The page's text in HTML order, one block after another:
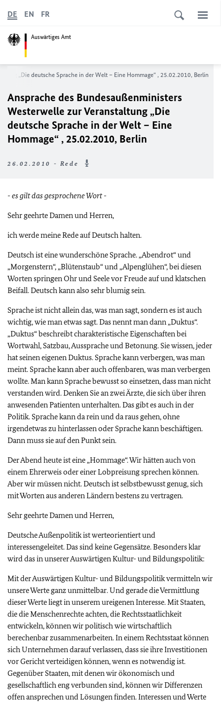
Auswärtiges Amt
DE EN FR
„Die deutsche Sprache in der Welt – Eine Hommage“ , 25.02.2010, Berlin
Ansprache des Bundesaußenministers
Westerwelle zur Veranstaltung „Die
deutsche Sprache in der Welt – Eine
Hommage“ , 25.02.2010, Berlin
26.02.2010 - Rede
- es gilt das gesprochene Wort -
Sehr geehrte Damen und Herren,
ich werde meine Rede auf Deutsch halten.
Deutsch ist eine wunderschöne Sprache. „Abendrot“ und
„Morgenstern“, „Blütenstaub“ und „Alpenglühen“, bei diesen
Worten springen Ohr und Seele vor Freude auf und klatschen
Beifall. Deutsch kann also sehr blumig sein.
Sprache ist nicht allein das, was man sagt, sondern es ist auch
wichtig, wie man etwas sagt. Das nennt man dann „Duktus“.
„Duktus“ beschreibt charakteristische Eigenschaften bei
Wortwahl, Satzbau, Aussprache und Betonung. Sie wissen, jeder
hat seinen eigenen Duktus. Sprache kann verbergen, was man
meint. Sprache kann aber auch offenbaren, was man verbergen
wollte. Man kann Sprache bewusst so einsetzen, dass man nicht
verstanden wird. Denken Sie an zwei Ärzte, die sich über ihren
anwesenden Patienten unterhalten. Das gibt es auch in der
Politik. Sprache kann da rein und da raus gehen, ohne
irgendetwas zu hinterlassen oder Sprache kann beschäftigen.
Dann muss sie auf den Punkt sein.
Der Abend heute ist eine „Hommage“. Wir hätten auch von
einem Ehrerweis oder einer Lobpreisung sprechen können.
Aber wir müssen nicht. Deutsch ist selbstbewusst genug, sich
mit Worten aus anderen Ländern bestens zu vertragen.
Sehr geehrte Damen und Herren,
Deutsche Außenpolitik ist werteorientiert und
interessengeleitet. Das sind keine Gegensätze. Besonders klar
wird das in unserer Auswärtigen Kultur- und Bildungspolitik:
Mit der Auswärtigen Kultur- und Bildungspolitik vermitteln wir
unsere Werte ganz unmittelbar. Und gerade die Vermittlung
dieser Werte liegt in unserem ureigenen Interesse. Mit Staaten,
die die Menschenrechte achten, die Rechtsstaatlichkeit
entwickeln, können wir politisch wie wirtschaftlich
berechenbar zusammenarbeiten. In einem Rechtsstaat können
sich Unternehmen darauf verlassen, dass sie ihre Investitionen
vor Gericht verteidigen können, wenn es notwendig ist.
Gegenüber Staaten, mit denen wir ökonomisch und
gesellschaftlich eng verbunden sind, können wir Differenzen
offen ansprechen und Lösungen finden. Interessen und Werte